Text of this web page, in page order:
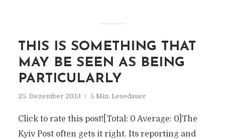
THIS IS SOMETHING THAT
MAY BE SEEN AS BEING
PARTICULARLY
25. Dezember 2013 5 Min. Lesedauer
Click to rate this post![Total: 0 Average: 0]The
Kyiv Post often gets it right. Its reporting and